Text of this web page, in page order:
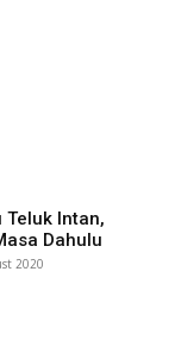
Teluk Intan,
Dahulu
2020